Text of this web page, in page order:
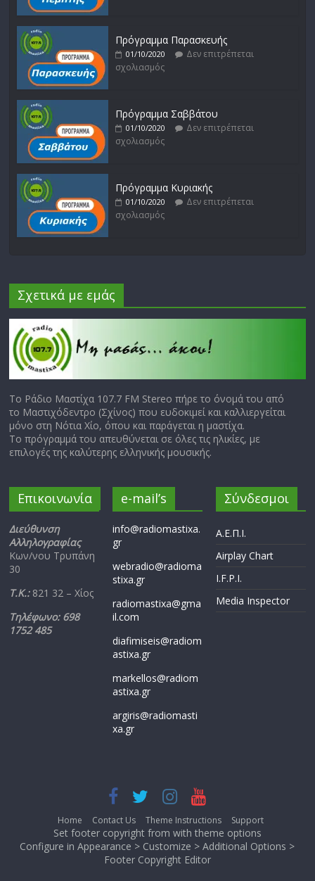
Πρόγραμμα Παρασκευής
01/10/2020
Δεν επιτρέπεται
σχολιασμός
Πρόγραμμα Σαββάτου
01/10/2020
Δεν επιτρέπεται
σχολιασμός
Πρόγραμμα Κυριακής
01/10/2020
Δεν επιτρέπεται
σχολιασμός
Σχετικά με εμάς
Το Ράδιο Μαστίχα 107.7 FM Stereo πήρε το όνομά του από
το Μαστιχόδεντρο (Σχίνος) που ευδοκιμεί και καλλιεργείται
μόνο στη Νότια Χίο, όπου και παράγεται η μαστίχα.
Το πρόγραμμά του απευθύνεται σε όλες τις ηλικίες, με
επιλογές της καλύτερης ελληνικής μουσικής.
Επικοινωνία
Διεύθυνση
Αλληλογραφίας
Κων/νου Τρυπάνη
30
Τ.Κ.: 821 32 – Χίος
Τηλέφωνο: 698
1752 485
e-mail’s
info@radiomastixa.
gr
webradio@radioma
stixa.gr
radiomastixa@gma
il.com
diafimiseis@radiom
astixa.gr
markellos@radiom
astixa.gr
argiris@radiomasti
xa.gr
Σύνδεσμοι
Α.Ε.Π.Ι.
Airplay Chart
I.F.P.I.
Media Inspector
Home Contact Us Theme Instructions Support
Set footer copyright from with theme options
Configure in Appearance > Customize > Additional Options >
Footer Copyright Editor